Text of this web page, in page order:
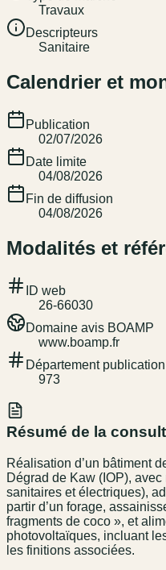
Travaux
Descripteurs
Sanitaire
Calendrier et
Publication
02/07/2026
Date limite
04/08/2026
Fin de diffusion
04/08/2026
Modalités et
ID web
26-66030
Domaine avis BOAMP
www.boamp.fr
Département publication
973
Résumé de la
Réalisation d’un bâtiment
Dégrad de Kaw (IOP),
sanitaires et électriques),
partir d’un forage,
fragments de coco », et
photovoltaïques, incluant
les finitions associées.